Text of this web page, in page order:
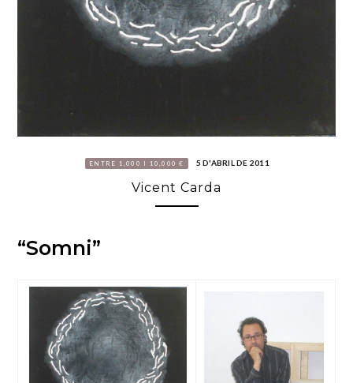
ENTRE 1,000 I 10,000 € 5 D'ABRIL DE 2011
Vicent Carda
“Somni”